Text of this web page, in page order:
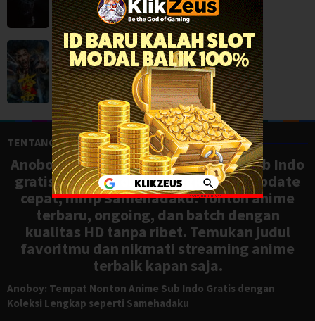
The Ghost Killer (2026)
Action, Movies ,China
TENTANG ANOBOY
Anoboy adalah situs nonton anime sub Indo
gratis dengan koleksi lengkap dan update
cepat, mirip Samehadaku. Tonton anime
terbaru, ongoing, dan batch dengan
kualitas HD tanpa ribet. Temukan judul
favoritmu dan nikmati streaming anime
terbaik kapan saja.
Anoboy: Tempat Nonton Anime Sub Indo Gratis dengan
Koleksi Lengkap seperti Samehadaku